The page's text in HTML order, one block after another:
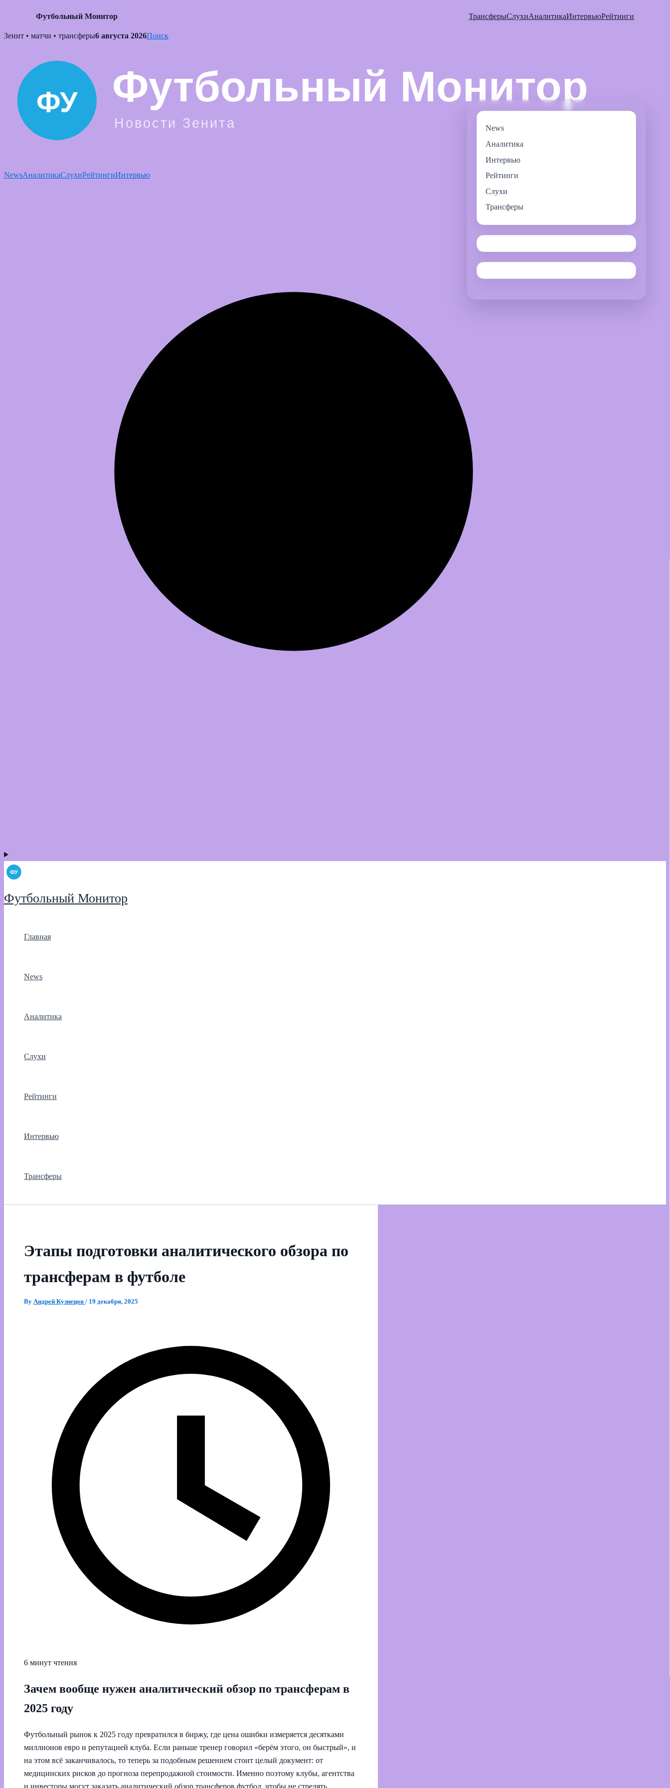
Футбольный Монитор ТрансферыСлухиАналитикаИнтервьюРейтинги
Skip
Зенит • матчи • трансферы6 августа 2026Поиск
NewsАналитикаСлухиРейтингиИнтервью
Футбольный Монитор
Главная
News
Аналитика
Слухи
Рейтинги
Интервью
Трансферы
Этапы подготовки аналитического обзора по
трансферам в футболе
By Андрей Кузнецов / 19 декабря, 2025
6 минут чтения
Зачем вообще нужен аналитический обзор по трансферам в
2025 году
Футбольный рынок к 2025 году превратился в биржу, где цена ошибки измеряется десятками
миллионов евро и репутацией клуба. Если раньше тренер говорил «берём этого, он быстрый», и
на этом всё заканчивалось, то теперь за подобным решением стоит целый документ: от
медицинских рисков до прогноза перепродажной стоимости. Именно поэтому клубы, агентства
News
Аналитика
Интервью
Рейтинги
Слухи
Трансферы